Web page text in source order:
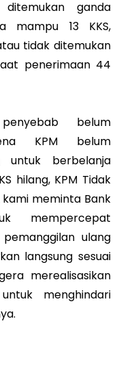
ganda
mampu 13 KKS,
tidak ditemukan
penerimaan 44
belum
KPM belum
untuk berbelanja
hilang, KPM Tidak
kami meminta Bank
mempercepat
ulang
langsung sesuai
merealisasikan
menghindari